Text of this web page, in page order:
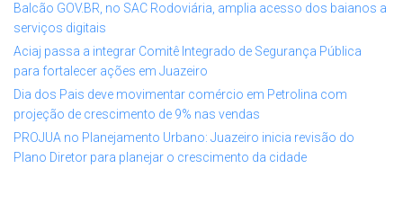
Balcão GOV.BR, no SAC Rodoviária, amplia acesso dos baianos a
serviços digitais
Aciaj passa a integrar Comitê Integrado de Segurança Pública
para fortalecer ações em Juazeiro
Dia dos Pais deve movimentar comércio em Petrolina com
projeção de crescimento de 9% nas vendas
PROJUA no Planejamento Urbano: Juazeiro inicia revisão do
Plano Diretor para planejar o crescimento da cidade